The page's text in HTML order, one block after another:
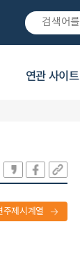
연관 사이트
주제시계열